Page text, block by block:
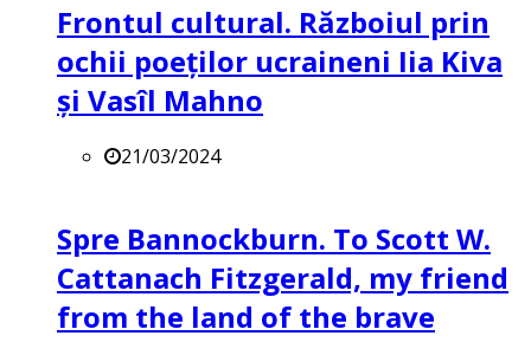
Frontul cultural. Războiul prin
ochii poeților ucraineni Iia Kiva
și Vasîl Mahno
21/03/2024
Spre Bannockburn. To Scott W.
Cattanach Fitzgerald, my friend
from the land of the brave